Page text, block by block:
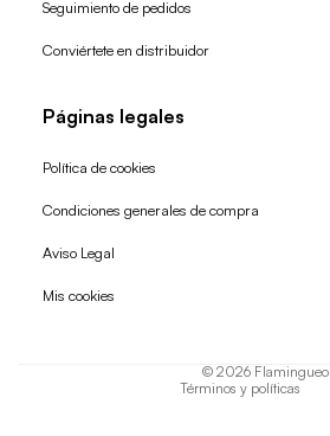
Seguimiento de pedidos
Conviértete en distribuidor
Páginas legales
Política de cookies
Condiciones generales de compra
Aviso Legal
Mis cookies
© 2026 Flamingueo
Términos y políticas